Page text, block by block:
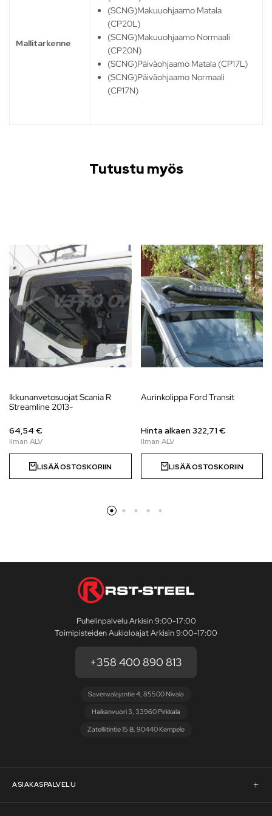
Mallitarkenne
(SCNG)Makuuohjaamo Matala
(CP20L)
(SCNG)Makuuohjaamo Normaali
(CP20N)
(SCNG)Päiväohjaamo Matala (CP17L)
(SCNG)Päiväohjaamo Normaali
(CP17N)
Tutustu myös
Ikkunanvetosuojat Scania R
Streamline 2013-
64,54 €
LISÄÄ OSTOSKORIIN
Aurinkolippa Ford Transit
Hinta alkaen 322,71 €
LISÄÄ OSTOSKORIIN
Puhelinpalvelu Arkisin 9:00-17:00
Toimipisteiden Aukioloajat Arkisin 9:00-17:00
+358 400 890 813
Savenvalajantie 4, 85500 Nivala
Haikanvuori 3, 33960 Pirkkala
Zatelliitintie 15 B, 90440 Kempele
ASIAKASPALVELU